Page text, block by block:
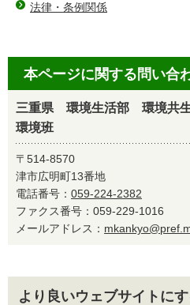
法律・条例関係
本ページに関する問い合
三重県 環境生活部 環境共
環境班
〒514-8570
津市広明町13番地
電話番号： 059-224-2382
ファクス番号：059-229-1016
メールアドレス：
より良いウェブサイトに